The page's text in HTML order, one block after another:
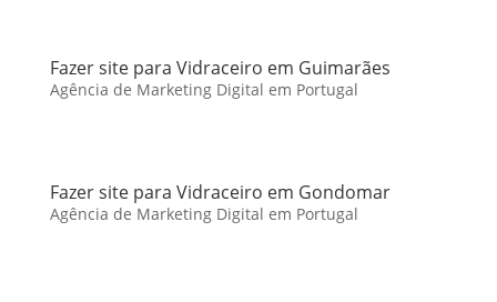
Fazer site para Vidraceiro em Guimarães
Agência de Marketing Digital em Portugal
Fazer site para Vidraceiro em Gondomar
Agência de Marketing Digital em Portugal